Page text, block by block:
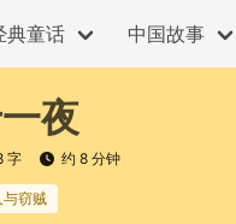
典童话 中国故事
夜
字 约 8 分钟
与窃贼